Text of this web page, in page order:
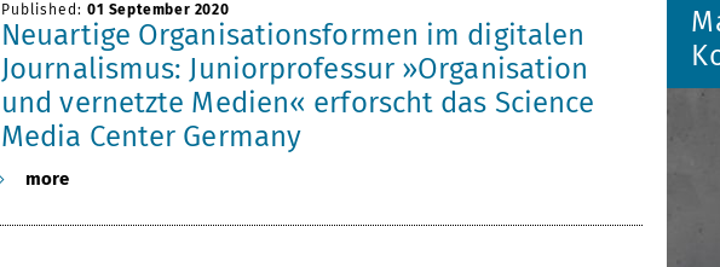
Published: 01 September 2020
Neuartige Organisationsformen im digitalen
Journalismus: Juniorprofessur »Organisation
und vernetzte Medien« erforscht das Science
Media Center Germany
more